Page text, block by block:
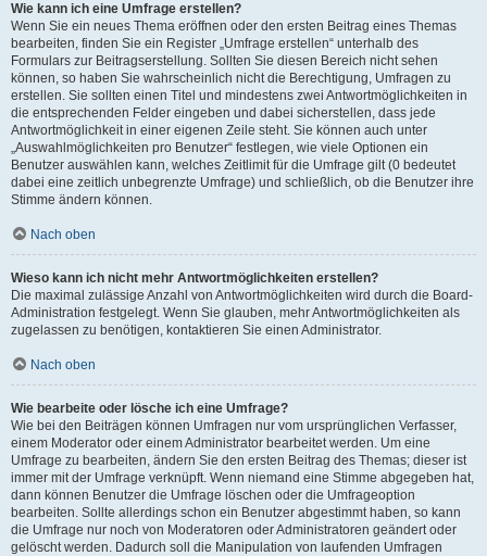
Wie kann ich eine Umfrage erstellen?
Wenn Sie ein neues Thema eröffnen oder den ersten Beitrag eines Themas
bearbeiten, finden Sie ein Register „Umfrage erstellen“ unterhalb des
Formulars zur Beitragserstellung. Sollten Sie diesen Bereich nicht sehen
können, so haben Sie wahrscheinlich nicht die Berechtigung, Umfragen zu
erstellen. Sie sollten einen Titel und mindestens zwei Antwortmöglichkeiten in
die entsprechenden Felder eingeben und dabei sicherstellen, dass jede
Antwortmöglichkeit in einer eigenen Zeile steht. Sie können auch unter
„Auswahlmöglichkeiten pro Benutzer“ festlegen, wie viele Optionen ein
Benutzer auswählen kann, welches Zeitlimit für die Umfrage gilt (0 bedeutet
dabei eine zeitlich unbegrenzte Umfrage) und schließlich, ob die Benutzer ihre
Stimme ändern können.
Nach oben
Wieso kann ich nicht mehr Antwortmöglichkeiten erstellen?
Die maximal zulässige Anzahl von Antwortmöglichkeiten wird durch die Board-
Administration festgelegt. Wenn Sie glauben, mehr Antwortmöglichkeiten als
zugelassen zu benötigen, kontaktieren Sie einen Administrator.
Nach oben
Wie bearbeite oder lösche ich eine Umfrage?
Wie bei den Beiträgen können Umfragen nur vom ursprünglichen Verfasser,
einem Moderator oder einem Administrator bearbeitet werden. Um eine
Umfrage zu bearbeiten, ändern Sie den ersten Beitrag des Themas; dieser ist
immer mit der Umfrage verknüpft. Wenn niemand eine Stimme abgegeben hat,
dann können Benutzer die Umfrage löschen oder die Umfrageoption
bearbeiten. Sollte allerdings schon ein Benutzer abgestimmt haben, so kann
die Umfrage nur noch von Moderatoren oder Administratoren geändert oder
gelöscht werden. Dadurch soll die Manipulation von laufenden Umfragen